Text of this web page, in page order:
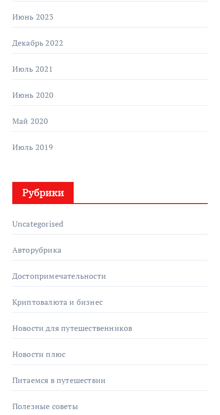
Июнь 2023
Декабрь 2022
Июль 2021
Июнь 2020
Май 2020
Июль 2019
Рубрики
Uncategorised
Авторубрика
Достопримечательности
Криптовалюта и бизнес
Новости для путешественников
Новости плюс
Питаемся в путешествии
Полезные советы